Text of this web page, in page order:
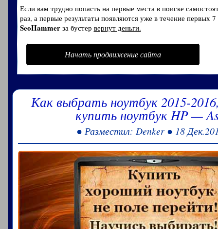
Если вам трудно попасть на первые места в поиске
раз, а первые результаты появляются уже в течение первых
SeoHammerза бустер вернут деньги.
Начать продвижение сайта
Как выбрать ноутбук 2015-
купить ноутбук HP —
● Разместил: Denker ● 18